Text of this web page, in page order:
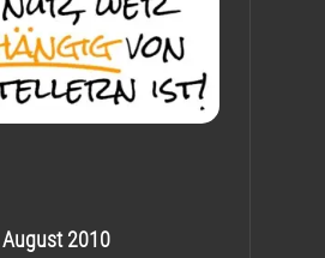
August 2010